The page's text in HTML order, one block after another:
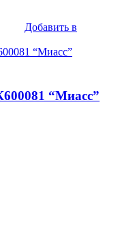
Добавить в
“Миасс”